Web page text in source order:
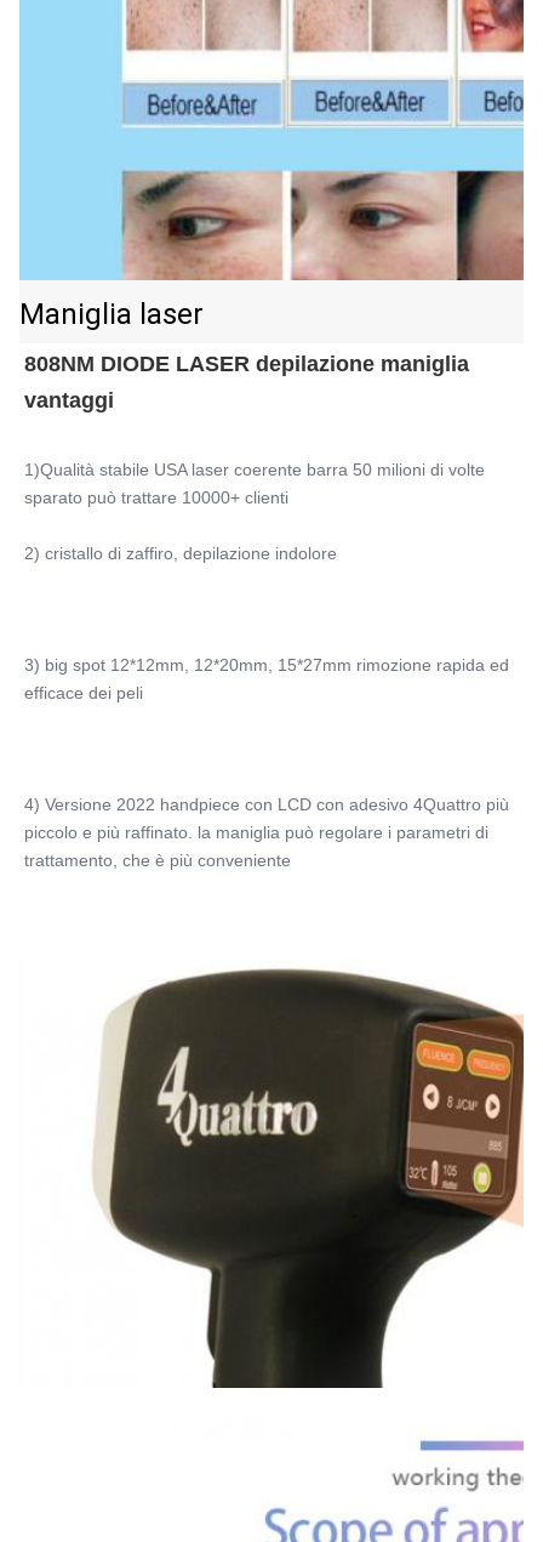
Maniglia laser
808NM DIODE LASER depilazione maniglia
vantaggi
1)Qualità stabile USA laser coerente barra 50 milioni di volte
sparato può trattare 10000+ clienti
2) cristallo di zaffiro, depilazione indolore
3) big spot 12*12mm, 12*20mm, 15*27mm rimozione rapida ed
efficace dei peli
4) Versione 2022 handpiece con LCD con adesivo 4Quattro più
piccolo e più raffinato. la maniglia può regolare i parametri di
trattamento, che è più conveniente